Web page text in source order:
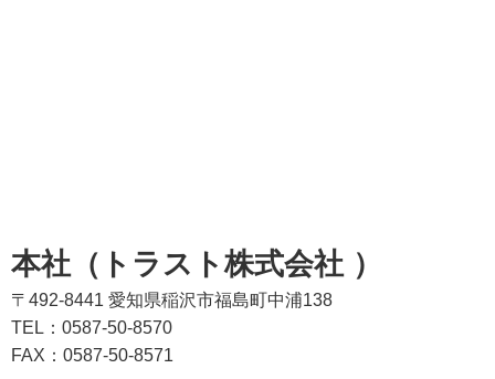
本社（トラスト株式会社 ）
〒492-8441 愛知県稲沢市福島町中浦138
TEL：0587-50-8570
FAX：0587-50-8571